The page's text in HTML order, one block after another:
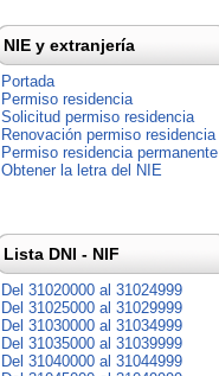
NIE y extranjería
Portada
Permiso residencia
Solicitud permiso residencia
Renovación permiso residencia
Permiso residencia permanente
Obtener la letra del NIE
Lista DNI - NIF
Del 31020000 al 31024999
Del 31025000 al 31029999
Del 31030000 al 31034999
Del 31035000 al 31039999
Del 31040000 al 31044999